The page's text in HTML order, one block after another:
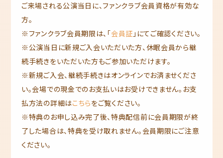
ご来場される公演当日に、ファンクラブ会員資格が有効な
方。
※ファンクラブ会員期限は、「会員証 」にてご確認ください。
※公演当日に新規ご入会いただいた方、休眠会員から継
続手続きをいただいた方もご参加いただけます。
※新規ご入会、継続手続きはオンラインでお済ませくださ
い。会場での現金でのお支払いはお受けできません。お支
払方法の詳細はこちらをご覧ください。
※特典のお申し込み完了後、特典配信前に会員期限が終
了した場合は、特典を受け取れません。会員期限にご注意
ください。